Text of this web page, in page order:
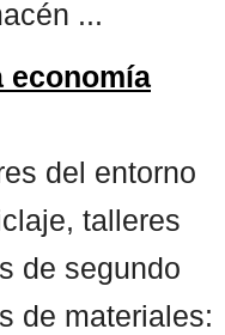
...
economía
del entorno
talleres
de segundo
de materiales: